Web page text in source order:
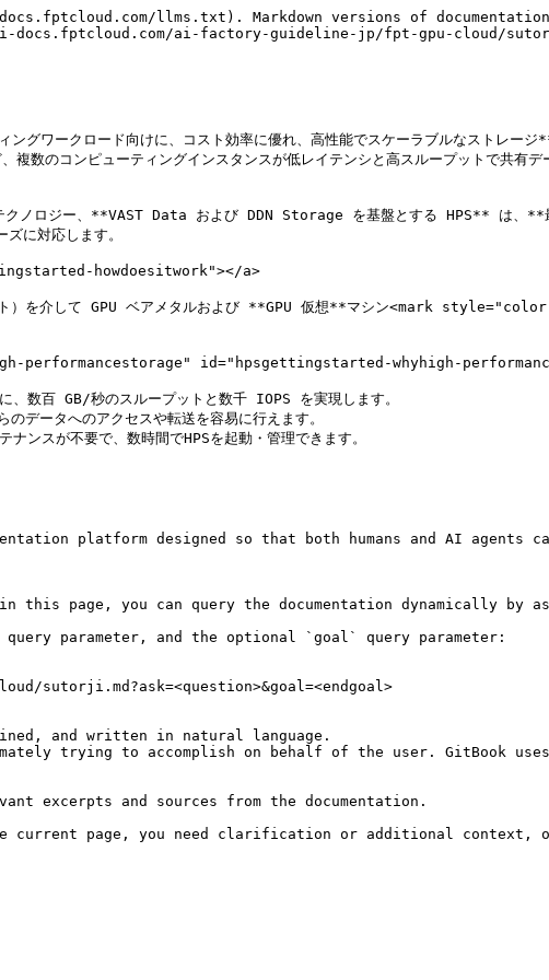
llms.txt). Markdown versions of
docs.fptcloud.com/ai-factory-guideline-jp/fpt-gpu-cloud/
ワークロード向けに、コスト効率に優れ、高性能でスケーラブルなストレー
複数のコンピューティングインスタンスが低レイテンシと高スループットで共有
ノロジー、**VAST Data および DDN Storage を基盤とする HPS** は、**最
に対応します。
howdoesitwork"></a>
ット）を介して GPU ベアメタルおよび **GPU 仮想**マシン<mark
performancestorage" id="hpsgettingstarted-whyhigh-
数百 GB/秒のスループットと数千 IOPS を実現します。
ータへのアクセスや転送を容易に行えます。
スが不要で、数時間でHPSを起動・管理できます。
platform designed so that both humans and AI agents
page, you can query the documentation dynamically by
query parameter, and the optional `goal` query parameter:
and written in natural language.
trying to accomplish on behalf of the user. GitBook
excerpts and sources from the documentation.
current page, you need clarification or additional context,